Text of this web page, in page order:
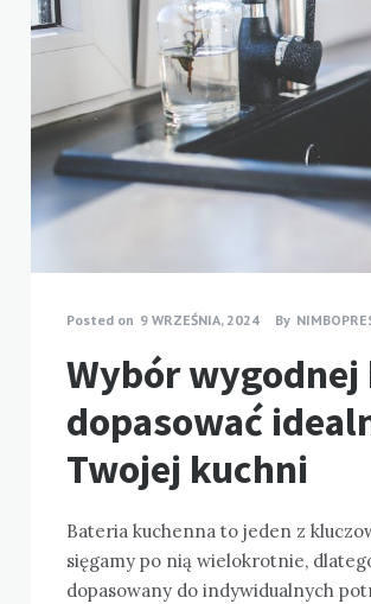
Posted on 9 WRZEŚNIA, 2024 By
Wybór
dopasować
Twojej kuchni
Bateria kuchenna to jeden z
sięgamy po nią wielokrotnie,
dopasowany do indywidualnych